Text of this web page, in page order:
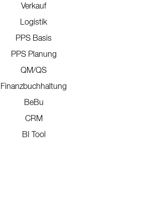
Verkauf
Logistik
PPS Basis
PPS Planung
QM/QS
Finanzbuchhaltung
BeBu
CRM
BI Tool